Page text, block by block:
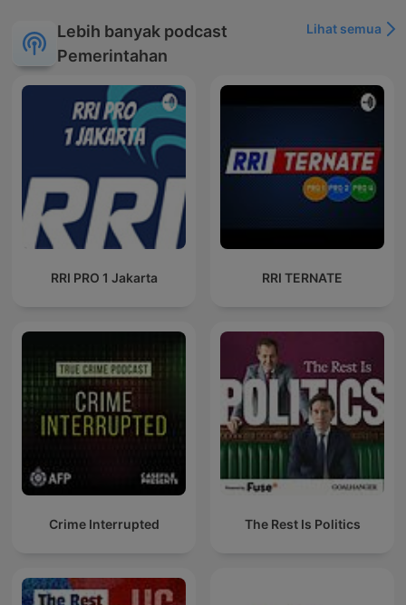
Lebih banyak podcast
Pemerintahan
Lihat semua
RRI PRO 1 Jakarta RRI TERNATE
Crime Interrupted The Rest Is Politics